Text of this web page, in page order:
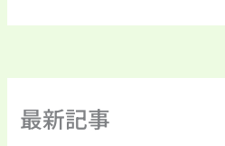
最新記事